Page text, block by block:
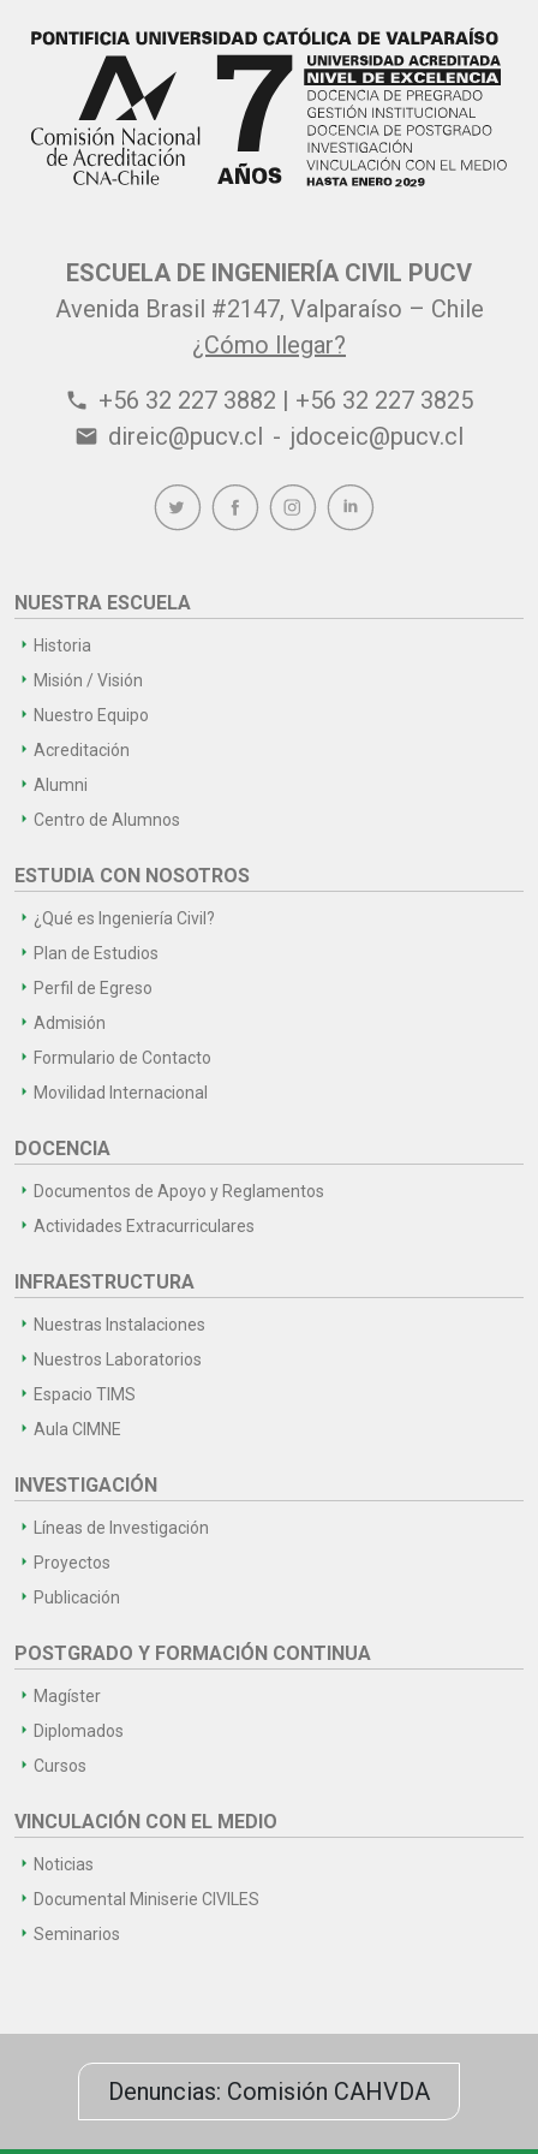
ESCUELA DE INGENIERÍA CIVIL PUCV
Avenida Brasil #2147, Valparaíso – Chile
¿Cómo llegar?
phone +56 32 227 3882 | +56 32 227 3825
email direic@pucv.cl - jdoceic@pucv.cl
NUESTRA ESCUELA
Historia
Misión / Visión
Nuestro Equipo
Acreditación
Alumni
Centro de Alumnos
ESTUDIA CON NOSOTROS
¿Qué es Ingeniería Civil?
Plan de Estudios
Perfil de Egreso
Admisión
Formulario de Contacto
Movilidad Internacional
DOCENCIA
Documentos de Apoyo y Reglamentos
Actividades Extracurriculares
INFRAESTRUCTURA
Nuestras Instalaciones
Nuestros Laboratorios
Espacio TIMS
Aula CIMNE
INVESTIGACIÓN
Líneas de Investigación
Proyectos
Publicación
POSTGRADO Y FORMACIÓN CONTINUA
Magíster
Diplomados
Cursos
VINCULACIÓN CON EL MEDIO
Noticias
Documental Miniserie CIVILES
Seminarios
Denuncias: Comisión CAHVDA